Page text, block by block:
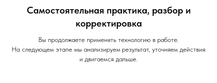
Самостоятельная практика, разбор и
корректировка
Вы продолжаете применять технологию в работе.
На следующем этапе мы анализируем результат, уточняем действия
и двигаемся дальше.